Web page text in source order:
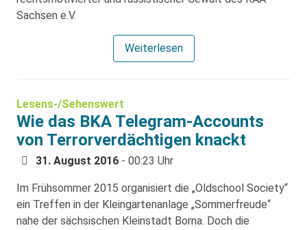
Sachsen e.V.
Weiterlesen
Lesens-/Sehenswert
Wie das BKA Telegram-Accounts
von Terrorverdächtigen knackt
31. August 2016 - 00:23 Uhr
Im Frühsommer 2015 organisiert die „Oldschool Society“
ein Treffen in der Kleingartenanlage „Sommerfreude“
nahe der sächsischen Kleinstadt Borna. Doch die